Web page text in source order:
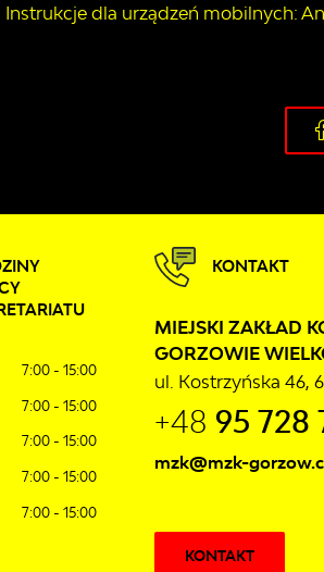
dla urządzeń mobilnych:
7:00 - 15:00
7:00 - 15:00
7:00 - 15:00
7:00 - 15:00
7:00 - 15:00
KONTAKT
MIEJSKI ZAKŁAD
GORZOWIE
ul. Kostrzyńska 46,
+48 95 728
mzk@mzk-
KONTAKT